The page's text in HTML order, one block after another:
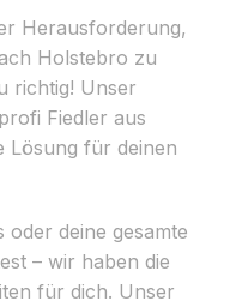
Herausforderung,
Holstebro zu
richtig! Unser
Fiedler aus
Lösung für deinen
deine gesamte
– wir haben die
für dich. Unser